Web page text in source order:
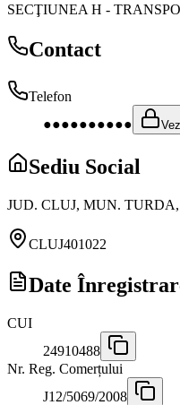
SECŢIUNEA H -
Contact
Telefon
●●●●●●●●●●
Sediu Social
JUD. CLUJ, MUN.
CLUJ401022
Date
CUI
24910488
Nr. Reg. Comerțului
J12/5069/2008